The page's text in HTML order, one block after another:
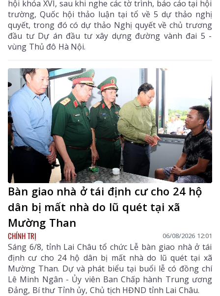
hội khóa XVI, sau khi nghe các tờ trình, báo cáo tại hội
trường, Quốc hội thảo luận tại tổ về 5 dự thảo nghị
quyết, trong đó có dự thảo Nghị quyết về chủ trương
đầu tư Dự án đầu tư xây dựng đường vành đai 5 -
vùng Thủ đô Hà Nội.
Bàn giao nhà ở tái định cư cho 24 hộ
dân bị mất nhà do lũ quét tại xã
Mường Than
CHÍNH TRỊ 06/08/2026 12:01
Sáng 6/8, tỉnh Lai Châu tổ chức Lễ bàn giao nhà ở tái
định cư cho 24 hộ dân bị mất nhà do lũ quét tại xã
Mường Than. Dự và phát biểu tại buổi lễ có đồng chí
Lê Minh Ngân - Ủy viên Ban Chấp hành Trung ương
Đảng, Bí thư Tỉnh ủy, Chủ tịch HĐND tỉnh Lai Châu.